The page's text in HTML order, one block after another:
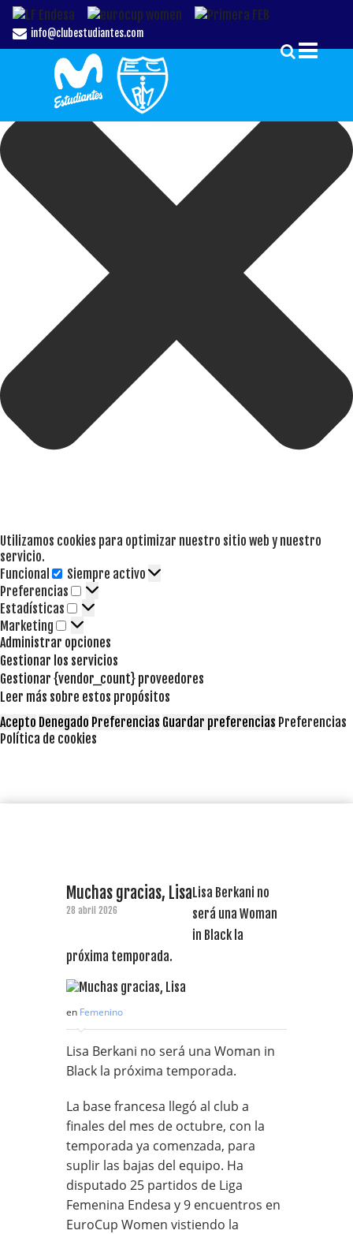
Gestionar el Consentimiento de las Cookies
Utilizamos cookies para optimizar nuestro sitio web y nuestro
servicio.
Funcional
Funcional
Siempre activo
Preferencias
Preferencias
Estadísticas Estadísticas
Marketing Marketing
Administrar opciones
Gestionar los servicios
Gestionar {vendor_count} proveedores
Leer más sobre estos propósitos
Acepto Denegado Preferencias Guardar preferencias Preferencias
Política de cookies
info@clubestudiantes.com
Muchas gracias, Lisa
28 abril 2026
Lisa Berkani no
será una Woman
in Black la
próxima temporada.
en Femenino
Lisa Berkani no será una Woman in
Black la próxima temporada.
La base francesa llegó al club a
finales del mes de octubre, con la
temporada ya comenzada, para
suplir las bajas del equipo. Ha
disputado 25 partidos de Liga
Femenina Endesa y 9 encuentros en
EuroCup Women vistiendo la